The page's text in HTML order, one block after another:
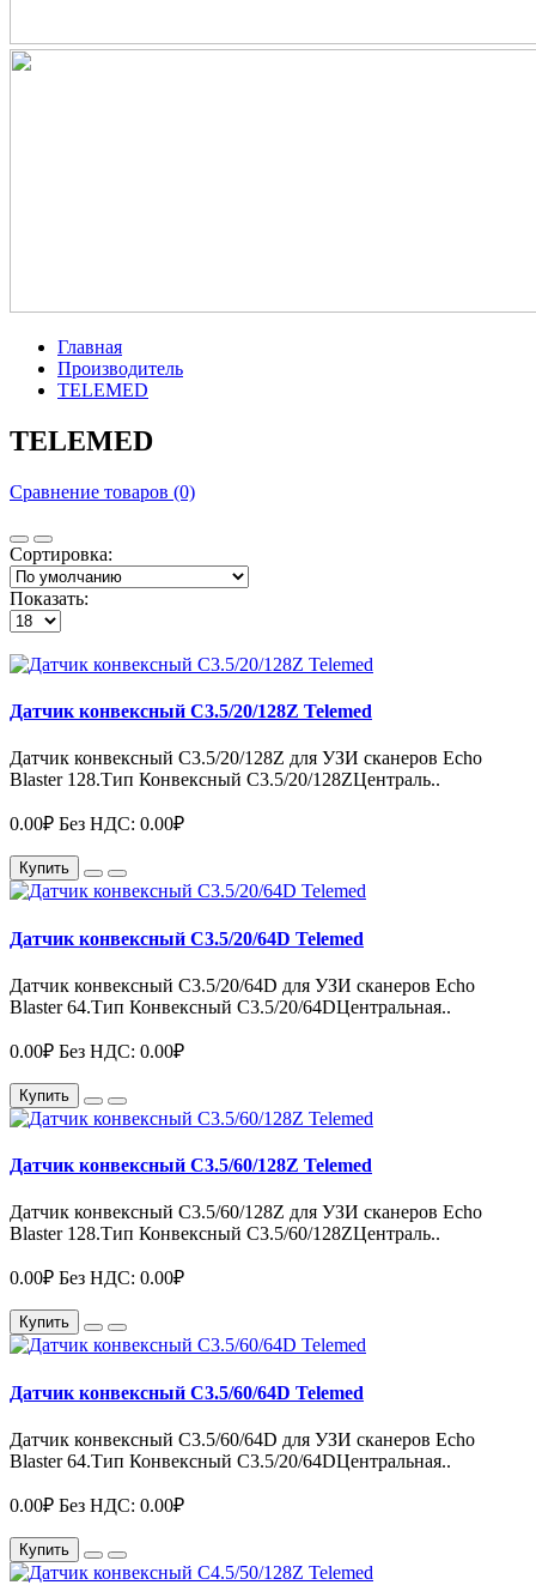
Главная
Производитель
TELEMED
TELEMED
Сравнение товаров (0)
Сортировка:
Показать:
Датчик конвексный C3.5/20/128Z Telemed
Датчик конвексный C3.5/20/128Z для УЗИ сканеров Echo
Blaster 128.Тип Конвексный C3.5/20/128ZЦентраль..
0.00₽ Без НДС: 0.00₽
Купить
Датчик конвексный C3.5/20/64D Telemed
Датчик конвексный C3.5/20/64D для УЗИ сканеров Echo
Blaster 64.Тип Конвексный C3.5/20/64DЦентральная..
0.00₽ Без НДС: 0.00₽
Купить
Датчик конвексный C3.5/60/128Z Telemed
Датчик конвексный C3.5/60/128Z для УЗИ сканеров Echo
Blaster 128.Тип Конвексный C3.5/60/128ZЦентраль..
0.00₽ Без НДС: 0.00₽
Купить
Датчик конвексный C3.5/60/64D Telemed
Датчик конвексный C3.5/60/64D для УЗИ сканеров Echo
Blaster 64.Тип Конвексный C3.5/20/64DЦентральная..
0.00₽ Без НДС: 0.00₽
Купить